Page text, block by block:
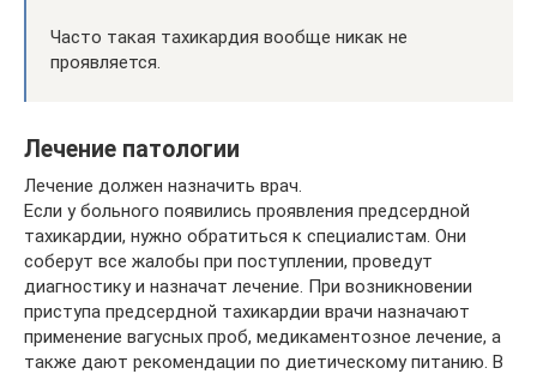
Часто такая тахикардия вообще никак не
проявляется.
Лечение патологии
Лечение должен назначить врач.
Если у больного появились проявления предсердной
тахикардии, нужно обратиться к специалистам. Они
соберут все жалобы при поступлении, проведут
диагностику и назначат лечение. При возникновении
приступа предсердной тахикардии врачи назначают
применение вагусных проб, медикаментозное лечение, а
также дают рекомендации по диетическому питанию. В